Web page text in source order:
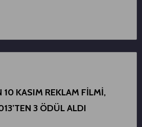
10 KASIM REKLAM FİLMİ,
3 ÖDÜL ALDI